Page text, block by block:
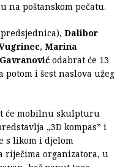
na poštanskom pečatu.
Dalibor
, Marina
odabrat će 13
i šest naslova užeg
će mobilnu skulpturu
„3D kompas” i
s likom i djelom
riječima organizatora, u